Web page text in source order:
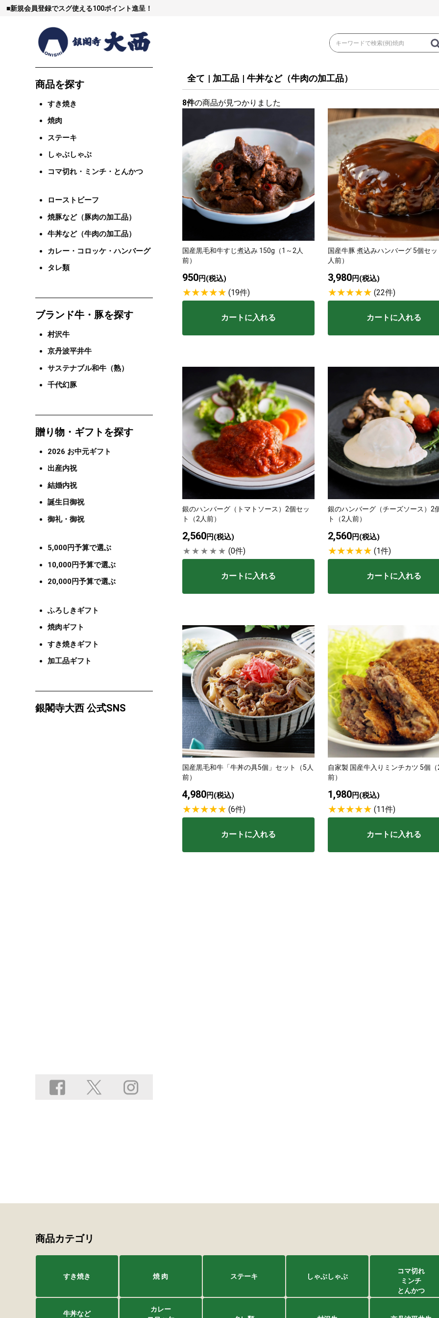
■新規会員登録でスグ使える100ポイント進呈！
すき焼き 焼 肉
しゃぶしゃぶ コマ切れ・ミンチ・とんかつ ロー
焼豚など（豚肉の加工品） 牛丼など（牛肉の加工品） カレー・コ
村沢牛 京
サステナブル・和牛（熟） 千代幻豚
全て | 加工品 | 牛丼など（牛肉の加工品）
8件の商品が見つかりました
国産黒毛和牛すじ煮込み 150g（1～2人
前）
950円(税込)
(19件)
カートに入れる
国産牛豚 煮込みハンバーグ 5個セ
人前）
3,980円(税込)
(22件)
カートに入れる
銀のハンバーグ（トマトソース）2個セッ
ト（2人前）
2,560円(税込)
(0件)
カートに入れる
銀のハンバーグ（チーズソース）2
ト（2人前）
2,560円(税込)
(1件)
カートに入れる
国産黒毛和牛「牛丼の具5個」セット（5人
前）
4,980円(税込)
(6件)
カートに入れる
自家製 国産牛入りミンチカツ 5個
前）
1,980円(税込)
(11件)
カートに入れる
商品を探す
すき焼き
焼肉
ステーキ
しゃぶしゃぶ
コマ切れ・ミンチ・とんかつ
ローストビーフ
焼豚など（豚肉の加工品）
牛丼など（牛肉の加工品）
カレー・コロッケ・ハンバーグ
タレ類
ブランド牛・豚を探す
村沢牛
京丹波平井牛
サステナブル和牛（熟）
千代幻豚
贈り物・ギフトを探す
2026 お中元ギフト
出産内祝
結婚内祝
誕生日御祝
御礼・御祝
5,000円予算で選ぶ
10,000円予算で選ぶ
20,000円予算で選ぶ
ふろしきギフト
焼肉ギフト
すき焼きギフト
加工品ギフト
銀閣寺大西 公式SNS
商品カテゴリ
すき焼き 焼 肉 ステーキ しゃぶしゃぶ
コマ切れ
ミンチ
とんかつ
牛丼など
カレー